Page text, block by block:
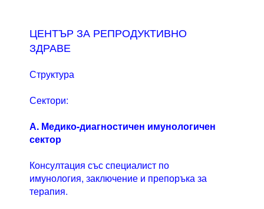
ЦЕНТЪР ЗА РЕПРОДУКТИВНО
ЗДРАВЕ
Структура
Сектори:
А. Медико-диагностичен имунологичен
сектор
Консултация със специалист по
имунология, заключение и препоръка за
терапия.